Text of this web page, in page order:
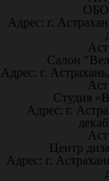
Адрес: г.
Салон
Адрес: г.
Студия
Адрес: г.
Центр
Адрес: г.